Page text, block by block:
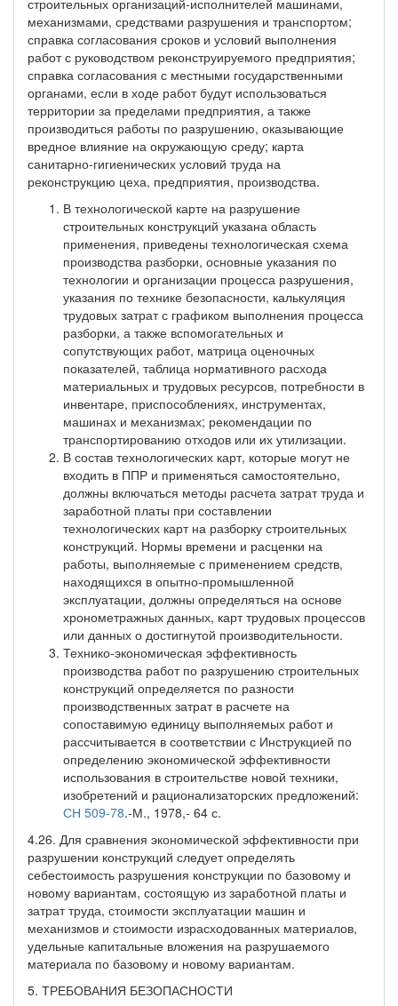
механизмами, средствами разрушения и транспортом;
справка согласования сроков и условий выполнения
работ с руководством реконструируемого предприятия;
справка согласования с местными государственными
органами, если в ходе работ будут использоваться
территории за пределами предприятия, а также
производиться работы по разрушению, оказывающие
вредное влияние на окружающую среду; карта
санитарно-гигиенических условий труда на
реконструкцию цеха, предприятия, производства.
В технологической карте на разрушение
строительных конструкций указана область
применения, приведены технологическая схема
производства разборки, основные указания по
технологии и организации процесса разрушения,
указания по технике безопасности, калькуляция
трудовых затрат с графиком выполнения процесса
разборки, а также вспомогательных и
сопутствующих работ, матрица оценочных
показателей, таблица нормативного расхода
материальных и трудовых ресурсов, потребности в
инвентаре, приспособлениях, инструментах,
машинах и механизмах; рекомендации по
транспортированию отходов или их утилизации.
В состав технологических карт, которые могут не
входить в ППР и применяться самостоятельно,
должны включаться методы расчета затрат труда и
заработной платы при составлении
технологических карт на разборку строительных
конструкций. Нормы времени и расценки на
работы, выполняемые с применением средств,
находящихся в опытно-промышленной
эксплуатации, должны определяться на основе
хронометражных данных, карт трудовых процессов
или данных о достигнутой производительности.
Технико-экономическая эффективность
производства работ по разрушению строительных
конструкций определяется по разности
производственных затрат в расчете на
сопоставимую единицу выполняемых работ и
рассчитывается в соответствии с Инструкцией по
определению экономической эффективности
использования в строительстве новой техники,
изобретений и рационализаторских предложений:
СН 509-78.-М., 1978,- 64 с.
4.26. Для сравнения экономической эффективности при
разрушении конструкций следует определять
себестоимость разрушения конструкции по базовому и
новому вариантам, состоящую из заработной платы и
затрат труда, стоимости эксплуатации машин и
механизмов и стоимости израсходованных материалов,
удельные капитальные вложения на разрушаемого
материала по базовому и новому вариантам.
5. ТРЕБОВАНИЯ БЕЗОПАСНОСТИ